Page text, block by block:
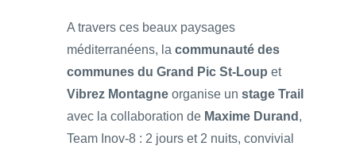
A travers ces beaux paysages
méditerranéens, la communauté des
communes du Grand Pic St-Loup et
Vibrez Montagne organise un stage Trail
avec la collaboration de Maxime Durand ,
Team Inov-8 : 2 jours et 2 nuits, convivial